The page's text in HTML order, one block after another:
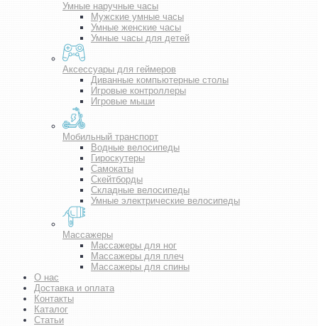
Умные наручные часы
Мужские умные часы
Умные женские часы
Умные часы для детей
Аксессуары для геймеров
Диванные компьютерные столы
Игровые контроллеры
Игровые мыши
Мобильный транспорт
Водные велосипеды
Гироскутеры
Самокаты
Скейтборды
Складные велосипеды
Умные электрические велосипеды
Массажеры
Массажеры для ног
Массажеры для плеч
Массажеры для спины
О нас
Доставка и оплата
Контакты
Каталог
Статьи